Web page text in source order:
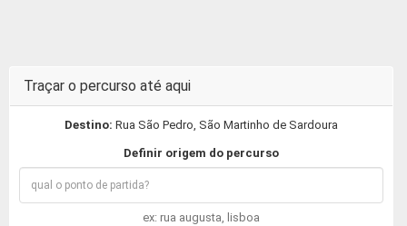
Traçar o percurso até aqui
Destino: Rua São Pedro, São Martinho de Sardoura
Definir origem do percurso
ex: rua augusta, lisboa